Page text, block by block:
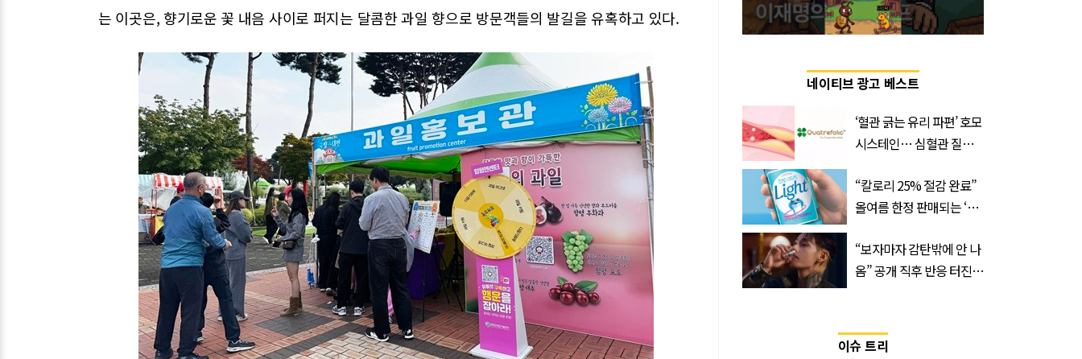
는 이곳은, 향기로운 꽃 내음 사이로 퍼지는 달콤한 과일 향으로 방문객들의 발길을 유혹하고 있다.
네이티브 광고 베스트
‘혈관 긁는 유리 파편’ 호모
시스테인… 심혈관 질환
“칼로리 25% 절감 완료”
올여름 한정 판매되는 ‘최
“보자마자 감탄밖에 안 나
옴” 공개 직후 반응 터진
이슈 트리